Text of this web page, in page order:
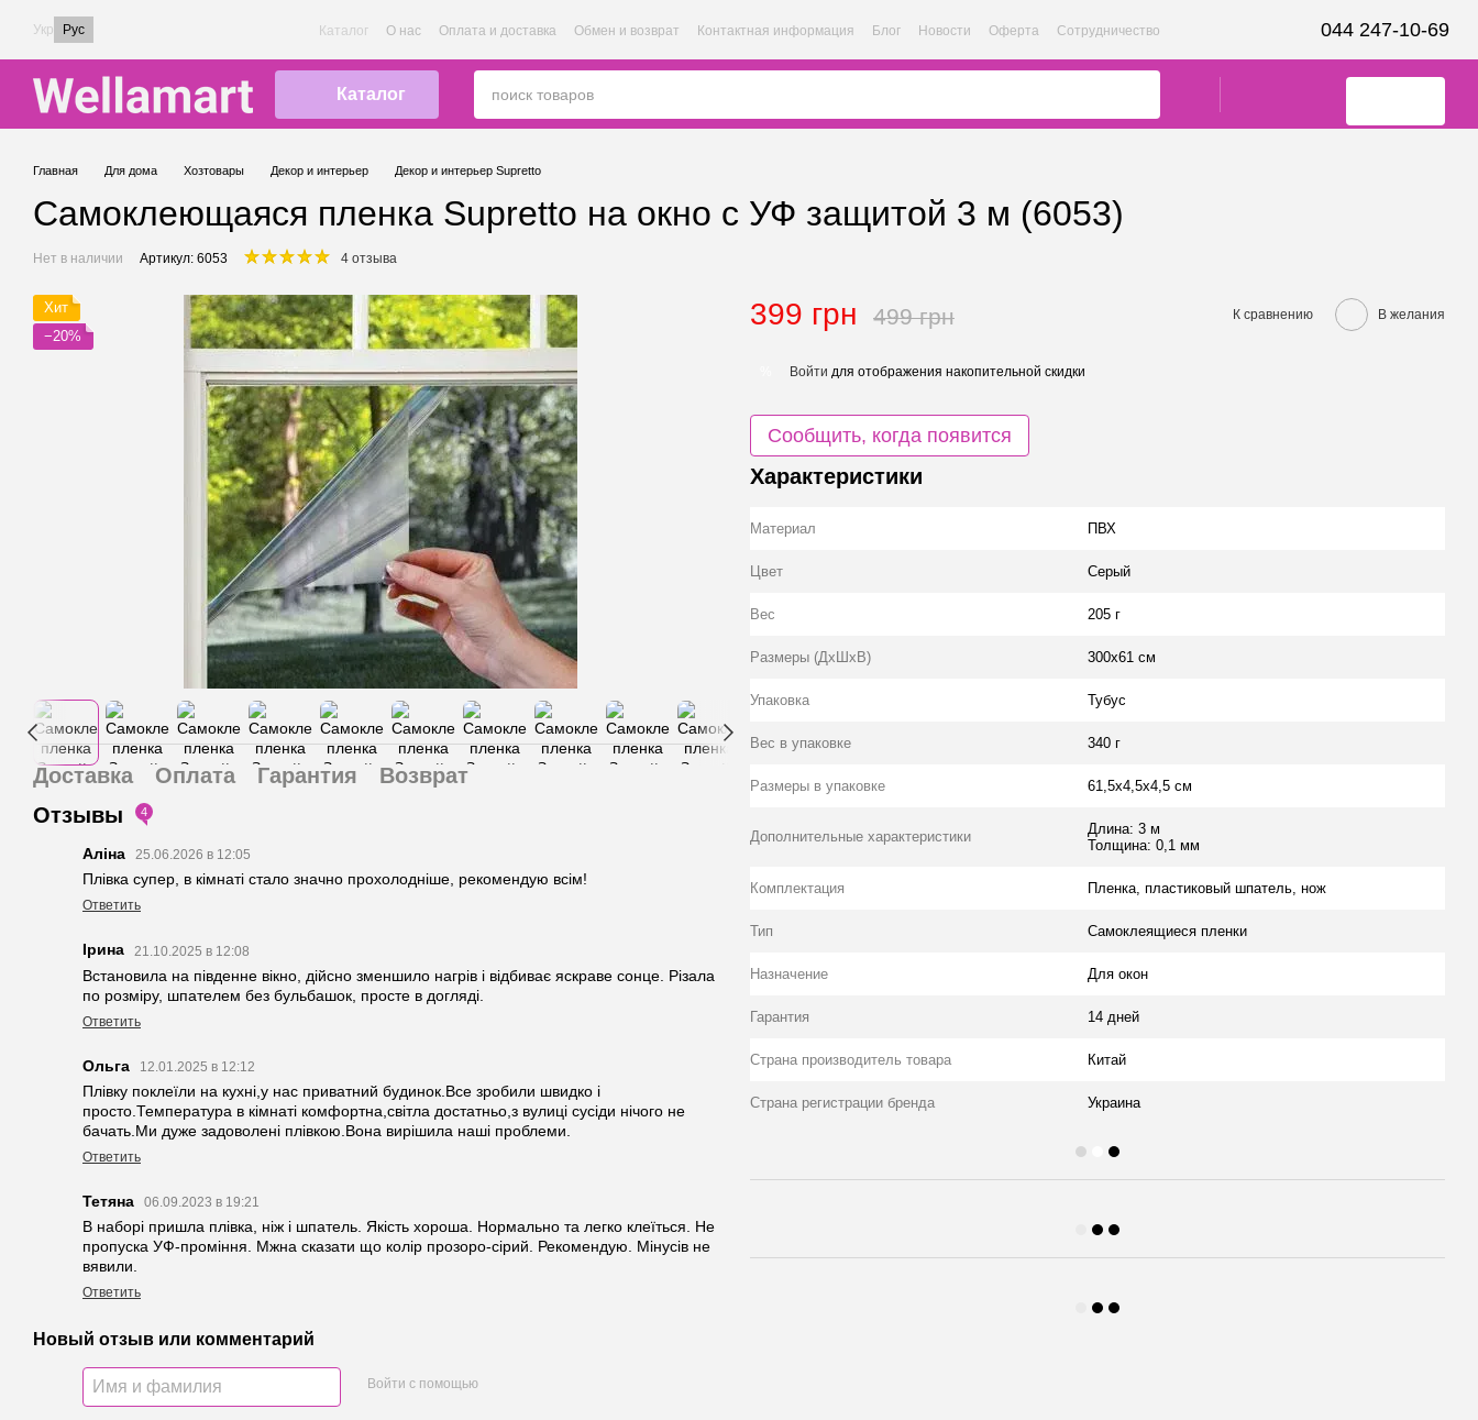
Перейти к основному контенту
Укр Рус Каталог О нас Оплата и доставка Обмен и возврат Контактная информация Блог Новости Оферта Сотрудничество 044 247-10-69
Каталог
Главная Для дома Хозтовары Декор и интерьер Декор и интерьер Supretto
Самоклеющаяся пленка Supretto на окно с УФ защитой 3 м (6053)
Нет в наличии Артикул: 6053 4 отзыва
Хит
−20%
Доставка Оплата Гарантия
Возврат
Отзывы
4
Аліна 25.06.2026 в 12:05
Плівка супер, в кімнаті стало значно прохолодніше, рекомендую всім!
Ответить
Ірина 21.10.2025 в 12:08
Встановила на південне вікно, дійсно зменшило нагрів і відбиває яскраве сонце. Різала
по розміру, шпателем без бульбашок, просте в догляді.
Ответить
Ольга 12.01.2025 в 12:12
Плівку поклеїли на кухні,у нас приватний будинок.Все зробили швидко і
просто.Температура в кімнаті комфортна,світла достатньо,з вулиці сусіди нічого не
бачать.Ми дуже задоволені плівкою.Вона вирішила наші проблеми.
Ответить
Тетяна 06.09.2023 в 19:21
В наборі пришла плівка, ніж і шпатель. Якість хороша. Нормально та легко клеїться. Не
пропуска УФ-проміння. Мжна сказати що колір прозоро-сірий. Рекомендую. Мінусів не
вявили.
Ответить
Новый отзыв или комментарий
Войти с помощью
399 грн 499 грн К сравнению В желания
Войти для отображения накопительной скидки
Сообщить, когда появится
Характеристики
Материал ПВХ
Цвет Серый
Вес 205 г
Размеры (ДхШхВ) 300х61 см
Упаковка Тубус
Вес в упаковке 340 г
Размеры в упаковке 61,5х4,5х4,5 см
Дополнительные характеристики
Длина: 3 м
Толщина: 0,1 мм
Комплектация Пленка, пластиковый шпатель, нож
Тип Самоклеящиеся пленки
Назначение Для окон
Гарантия 14 дней
Страна производитель товара Китай
Страна регистрации бренда Украина